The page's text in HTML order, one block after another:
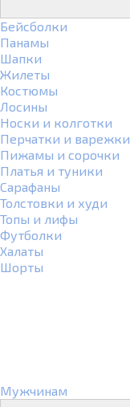
Бейсболки
Панамы
Шапки
Жилеты
Костюмы
Лосины
Носки и колготки
Перчатки и варежки
Пижамы и сорочки
Платья и туники
Сарафаны
Толстовки и худи
Топы и лифы
Футболки
Халаты
Шорты
Мужчинам